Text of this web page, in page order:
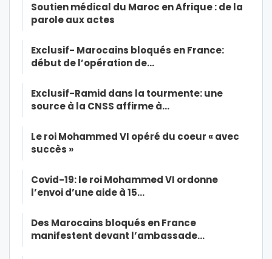
Soutien médical du Maroc en Afrique : de la
parole aux actes
Exclusif- Marocains bloqués en France:
début de l’opération de…
Exclusif-Ramid dans la tourmente: une
source à la CNSS affirme à…
Le roi Mohammed VI opéré du coeur « avec
succès »
Covid-19: le roi Mohammed VI ordonne
l’envoi d’une aide à 15…
Des Marocains bloqués en France
manifestent devant l’ambassade…